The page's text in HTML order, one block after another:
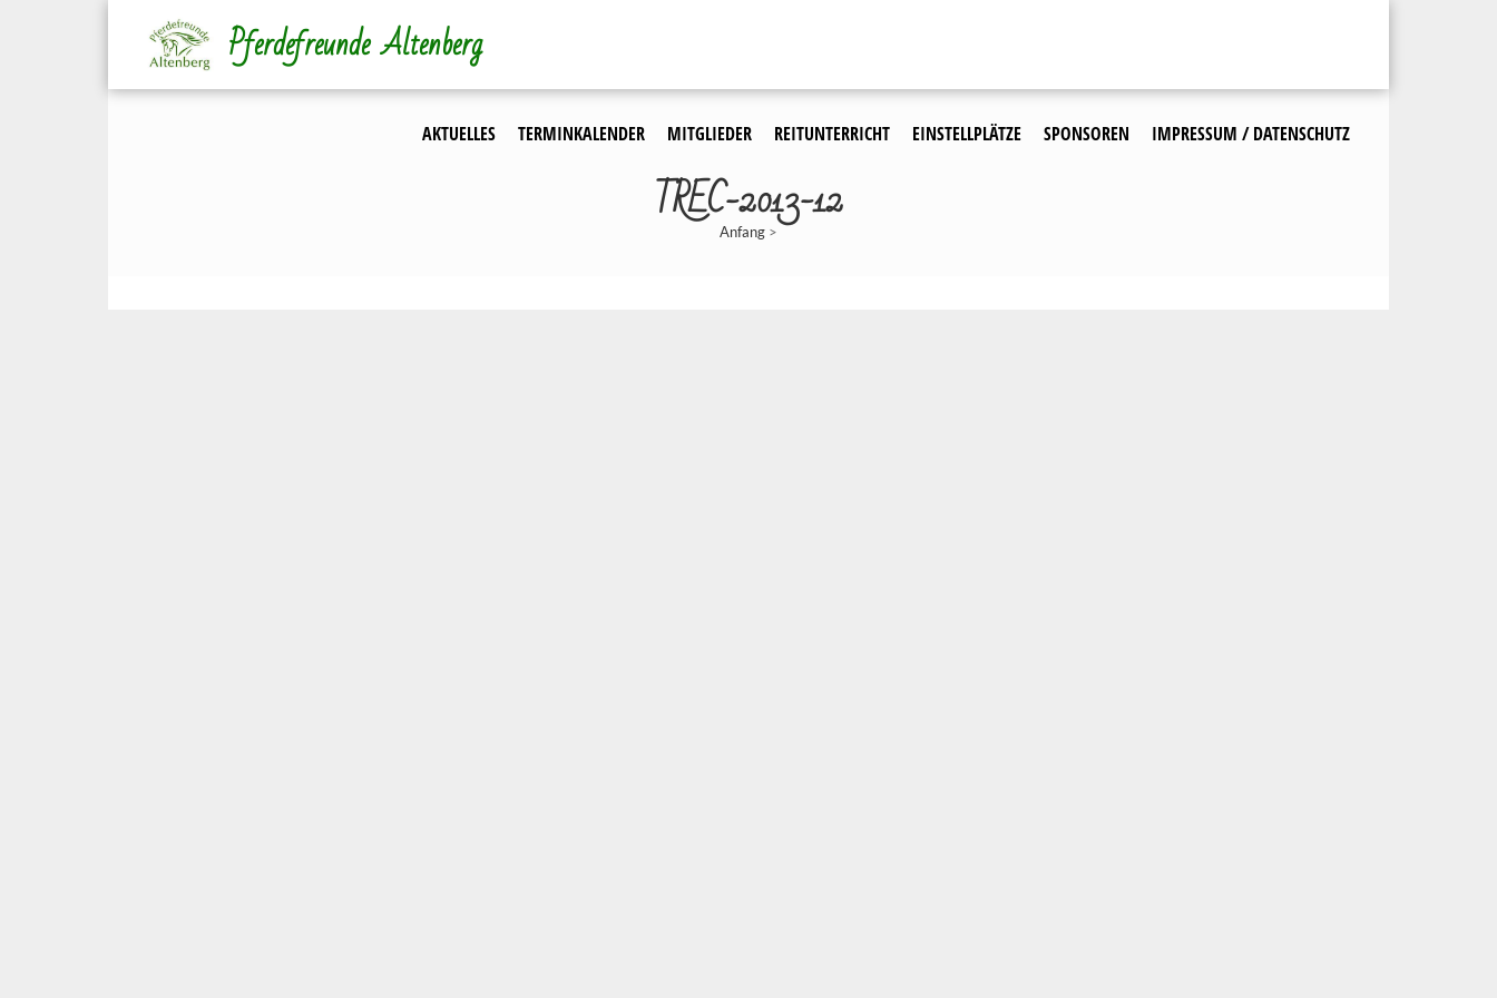
Pferdefreunde Altenberg
AKTUELLES TERMINKALENDER MITGLIEDER REITUNTERRICHT EINSTELLPLÄTZE SPONSOREN IMPRESSUM / DATENSCHUTZ
TREC-2013-12
Anfang >